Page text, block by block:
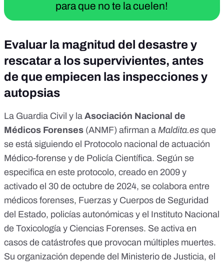
para que no te la cuelen!
Evaluar la magnitud del desastre y
rescatar a los supervivientes, antes
de que empiecen las inspecciones y
autopsias
La Guardia Civil y la Asociación Nacional de
Médicos Forenses (ANMF) afirman a Maldita.es que
se está siguiendo el Protocolo nacional de actuación
Médico-forense y de Policía Científica. Según se
especifica en este protocolo, creado en 2009 y
activado el 30 de octubre de 2024, se colabora entre
médicos forenses, Fuerzas y Cuerpos de Seguridad
del Estado, policías autonómicas y el Instituto Nacional
de Toxicología y Ciencias Forenses. Se activa en
casos de catástrofes que provocan múltiples muertes.
Su organización depende del Ministerio de Justicia, el